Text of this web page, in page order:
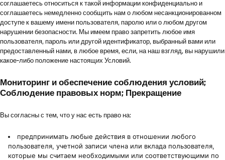
соглашаетесь относиться к такой информации конфиденциально и
соглашаетесь немедленно сообщить нам о любом несанкционированном
доступе к вашему имени пользователя, паролю или о любом другом
нарушении безопасности. Мы имеем право запретить любое имя
пользователя, пароль или другой идентификатор, выбранный вами или
предоставленный нами, в любое время, если, на наш взгляд, вы нарушили
какое-либо положение настоящих Условий.
Мониторинг и обеспечение соблюдения условий;
Соблюдение правовых норм; Прекращение
Вы согласны с тем, что у нас есть право на:
предпринимать любые действия в отношении любого
пользователя, учетной записи члена или вклада пользователя,
которые мы считаем необходимыми или соответствующими по